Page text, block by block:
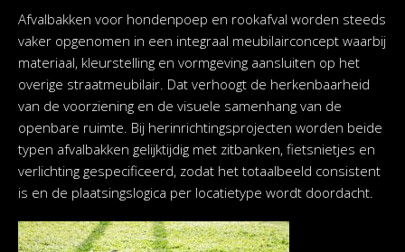
Afvalbakken voor hondenpoep en rookafval worden steeds
vaker opgenomen in een integraal meubilairconcept waarbij
materiaal, kleurstelling en vormgeving aansluiten op het
overige straatmeubilair. Dat verhoogt de herkenbaarheid
van de voorziening en de visuele samenhang van de
openbare ruimte. Bij herinrichtingsprojecten worden beide
typen afvalbakken gelijktijdig met zitbanken, fietsnietjes en
verlichting gespecificeerd, zodat het totaalbeeld consistent
is en de plaatsingslogica per locatietype wordt doordacht.